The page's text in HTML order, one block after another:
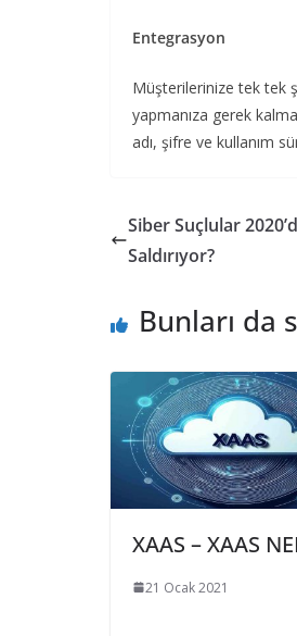
Entegrasyon
Müşterilerinize tek tek
yapmanıza gerek
adı, şifre ve kullanım
Siber Suçlular
Saldırıyor?
Bunları da
XAAS – XAAS
21 Ocak 2021